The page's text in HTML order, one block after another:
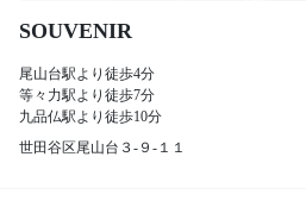
SOUVENIR
尾山台駅より徒歩4分
等々力駅より徒歩7分
九品仏駅より徒歩10分
世田谷区尾山台３-９-１１